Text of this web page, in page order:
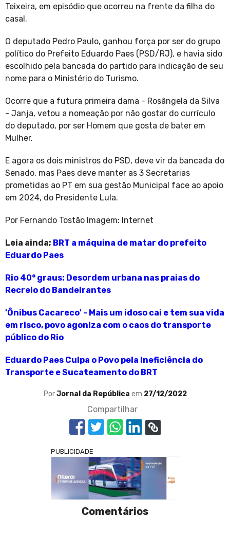
Teixeira, em episódio que ocorreu na frente da filha do
casal.
O deputado Pedro Paulo, ganhou força por ser do grupo
político do Prefeito Eduardo Paes (PSD/RJ), e havia sido
escolhido pela bancada do partido para indicação de seu
nome para o Ministério do Turismo.
Ocorre que a futura primeira dama - Rosângela da Silva
- Janja, vetou a nomeação por não gostar do currículo
do deputado, por ser Homem que gosta de bater em
Mulher.
E agora os dois ministros do PSD, deve vir da bancada do
Senado, mas Paes deve manter as 3 Secretarias
prometidas ao PT em sua gestão Municipal face ao apoio
em 2024, do Presidente Lula.
Por Fernando Tostão Imagem: Internet
Leia ainda; BRT a máquina de matar do prefeito
Eduardo Paes
Rio 40° graus: Desordem urbana nas praias do
Recreio do Bandeirantes
'Ônibus Cacareco' - Mais um idoso cai e tem sua vida
em risco, povo agoniza com o caos do transporte
público do Rio
Eduardo Paes Culpa o Povo pela Ineficiência do
Transporte e Sucateamento do BRT
PorJornal da República em 27/12/2022
Compartilhar
PUBLICIDADE
Comentários